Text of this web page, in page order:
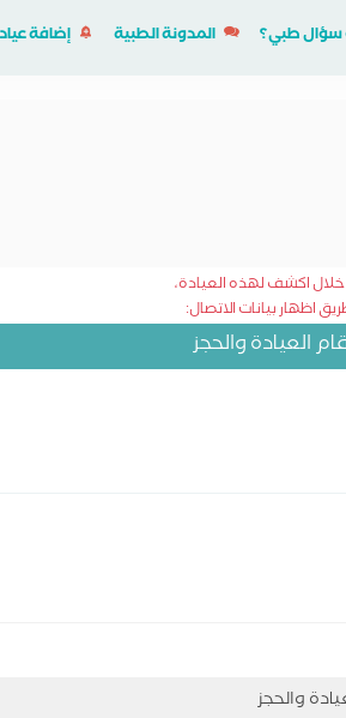
سؤال طبي؟ المدونة الطبية إضافة
اكشف لهذه العيادة،
اظهار بيانات الاتصال:
العيادة والحجز
والحجز